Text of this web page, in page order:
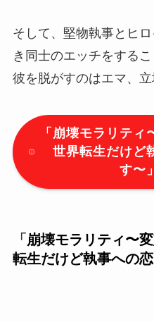
そして、堅物執事とヒ
き同士のエッチをする
彼を脱がすのはエマ、立
「 崩壊モラリティ
世界転生だけど
す〜
「 崩壊モラリティ〜
転生だけど執事への